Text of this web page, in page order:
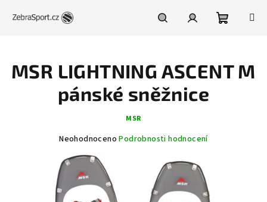
košík
MSR LIGHTNING ASCENT M
pánské sněžnice
MSR
Průměrné
produktu
je
0,0
Neohodnoceno Podrobnosti hodnocení